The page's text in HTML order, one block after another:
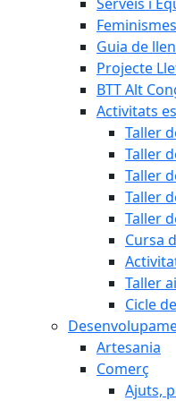
Guia de
Projecte
BTT Alt
Activitats
Taller
Taller
Taller
Taller
Taller
Cursa
Taller
Cicle
Artesania
Comerç
Ajuts,